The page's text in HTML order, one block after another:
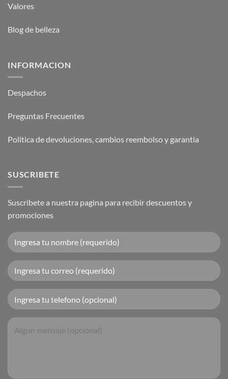
Valores
Blog de belleza
INFORMACION
Despachos
Preguntas Frecuentes
Politica de devoluciones, cambios reembolso y garantia
SUSCRIBETE
Suscribete a nuestra pagina para recibir descuentos y
promociones